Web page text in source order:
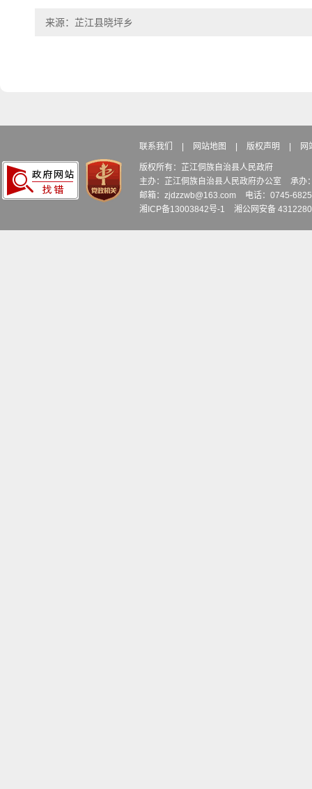
来源：芷江县晓坪乡
联系我们 网站地图 版权声明 网
版权所有：芷江侗族自治县人民政府
主办：芷江侗族自治县人民政府办公室
承办
邮箱：zjdzzwb@163.com
电话：0745-
湘ICP备13003842号-1
湘公网安备